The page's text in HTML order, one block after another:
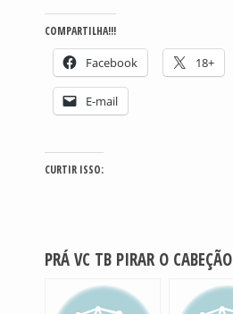
COMPARTILHA!!!
Facebook 18+
E-mail
CURTIR ISSO:
PRÁ VC TB PIRAR O CABEÇÃO